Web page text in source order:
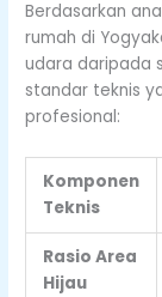
Berdasarkan
rumah di
udara daripada
standar teknis
profesional:
Komponen
Teknis
Rasio Area
Hijau